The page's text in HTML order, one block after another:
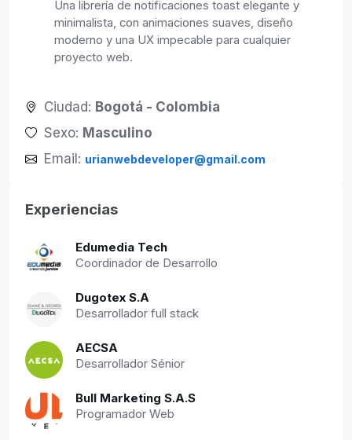
Una librería de notificaciones toast elegante y
minimalista, con animaciones suaves, diseño
moderno y una UX impecable para cualquier
proyecto web.
Ciudad: Bogotá - Colombia
Sexo: Masculino
Email: urianwebdeveloper@gmail.com
Experiencias
Edumedia Tech
Coordinador de Desarrollo
Dugotex S.A
Desarrollador full stack
AECSA
Desarrollador Sénior
Bull Marketing S.A.S
Programador Web